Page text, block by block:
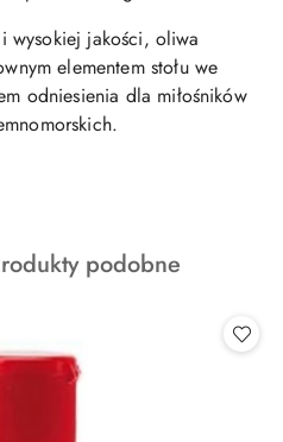
wysokiej jakości, oliwa
elementem stołu we
odniesienia dla miłośników
podobne